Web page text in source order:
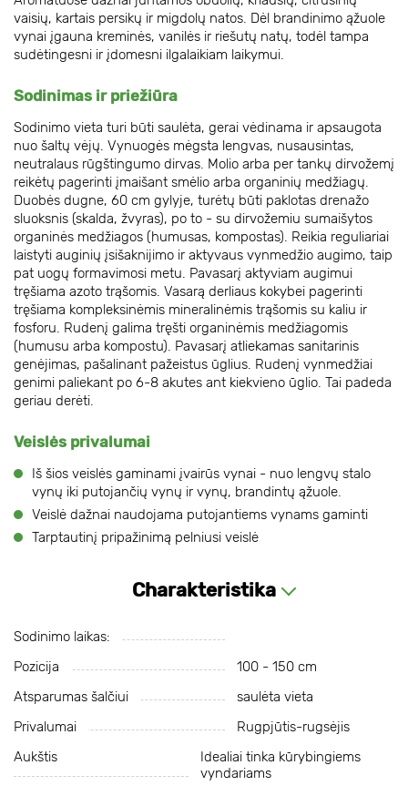
vaisių, kartais persikų ir migdolų natos. Dėl brandinimo ąžuole
vynai įgauna kreminės, vanilės ir riešutų natų, todėl tampa
sudėtingesni ir įdomesni ilgalaikiam laikymui.
Sodinimas ir priežiūra
Sodinimo vieta turi būti saulėta, gerai vėdinama ir apsaugota
nuo šaltų vėjų. Vynuogės mėgsta lengvas, nusausintas,
neutralaus rūgštingumo dirvas. Molio arba per tankų dirvožemį
reikėtų pagerinti įmaišant smėlio arba organinių medžiagų.
Duobės dugne, 60 cm gylyje, turėtų būti paklotas drenažo
sluoksnis (skalda, žvyras), po to - su dirvožemiu sumaišytos
organinės medžiagos (humusas, kompostas). Reikia reguliariai
laistyti auginių įsišaknijimo ir aktyvaus vynmedžio augimo, taip
pat uogų formavimosi metu. Pavasarį aktyviam augimui
tręšiama azoto trąšomis. Vasarą derliaus kokybei pagerinti
tręšiama kompleksinėmis mineralinėmis trąšomis su kaliu ir
fosforu. Rudenį galima tręšti organinėmis medžiagomis
(humusu arba kompostu). Pavasarį atliekamas sanitarinis
genėjimas, pašalinant pažeistus ūglius. Rudenį vynmedžiai
genimi paliekant po 6-8 akutes ant kiekvieno ūglio. Tai padeda
geriau derėti.
Veislės privalumai
Iš šios veislės gaminami įvairūs vynai - nuo lengvų stalo
vynų iki putojančių vynų ir vynų, brandintų ąžuole.
Veislė dažnai naudojama putojantiems vynams gaminti
Tarptautinį pripažinimą pelniusi veislė
Charakteristika
Sodinimo laikas:
Pozicija
100 - 150 cm
Atsparumas šalčiui
saulėta vieta
Privalumai
Rugpjūtis-rugsėjis
Aukštis
Idealiai tinka kūrybingiems
vyndariams